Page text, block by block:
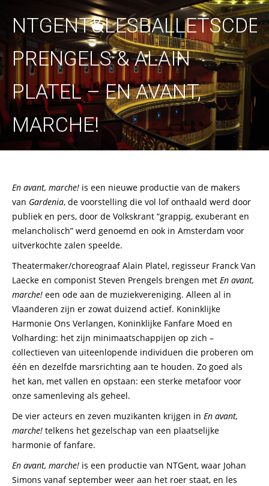
PRENGELS & ALAIN
PLATEL – EN AVANT,
MARCHE!
En avant, marche! is een nieuwe productie van de makers
van Gardenia, de voorstelling die vol lof onthaald werd door
publiek en pers, door de Volkskrant “grappig, exuberant en
melancholisch” werd genoemd en ook in Amsterdam voor
uitverkochte zalen speelde.
Theatermaker/choreograaf Alain Platel, regisseur Franck Van
Laecke en componist Steven Prengels brengen met En avant,
marche! een ode aan de muziekvereniging. Alleen al in
Vlaanderen zijn er zowat duizend actief. Koninklijke
Harmonie Ons Verlangen, Koninklijke Fanfare Moed en
Volharding: het zijn minimaatschappijen op zich –
collectieven van uiteenlopende individuen die proberen om
één en dezelfde marsrichting aan te houden. Zo goed als
het kan, met vallen en opstaan: een sterke metafoor voor
onze samenleving als geheel.
De vier acteurs en zeven muzikanten krijgen in En avant,
marche! telkens het gezelschap van een plaatselijke
harmonie of fanfare.
En avant, marche! is een productie van NTGent, waar Johan
Simons vanaf september weer aan het roer staat, en les